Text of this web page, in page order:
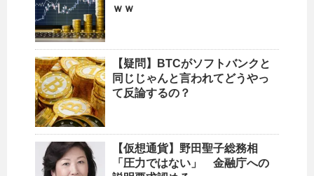
ｗｗ
【疑問】BTCがソフトバンクと
同じじゃんと言われてどうやっ
て反論するの？
【仮想通貨】野田聖子総務相
「圧力ではない」 金融庁への